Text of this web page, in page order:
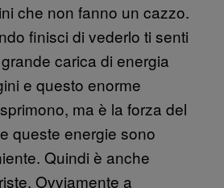
che non fanno un cazzo.
finisci di vederlo ti senti
carica di energia
e questo enorme
ma è la forza del
queste energie sono
Quindi è anche
Ovviamente a